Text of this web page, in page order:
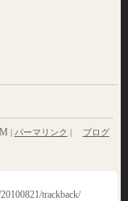
| パーマリンク | ブログ
trackback/